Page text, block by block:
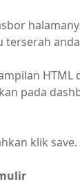
terserah
HTML
pada
klik save.